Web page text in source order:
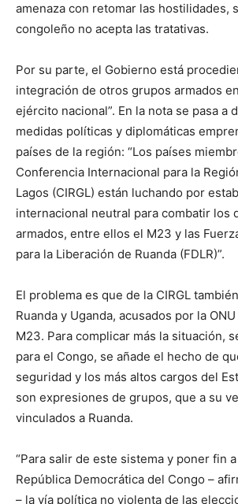
amenaza con retomar las hostilidades,
congoleño no acepta las tratativas.
Por su parte, el Gobierno está
integración de otros grupos armados
ejército nacional”. En la nota se pasa a
medidas políticas y diplomáticas
países de la región: “Los países
Conferencia Internacional para la
Lagos (CIRGL) están luchando por
internacional neutral para combatir los
armados, entre ellos el M23 y las
para la Liberación de Ruanda (FDLR)”.
El problema es que de la CIRGL
Ruanda y Uganda, acusados ​​por la
M23. Para complicar más la situación,
para el Congo, se añade el hecho de
seguridad y los más altos cargos del
son expresiones de grupos, que a su
vinculados a Ruanda.
“Para salir de este sistema y poner fin
República Democrática del Congo –
– la vía política no violenta de las